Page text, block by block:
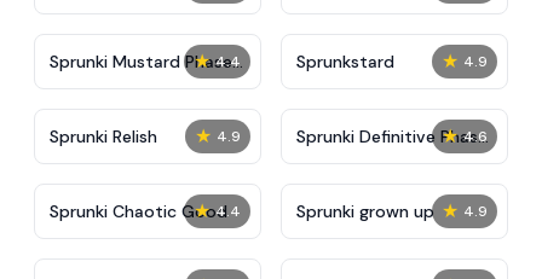
★ 4.4
Sprunki Mustard Phase
2
★ 4.9
Sprunkstard
★ 4.9
Sprunki Relish ★ 4.6
Sprunki Definitive Phase
7
★ 4.4
Sprunki Chaotic Good ★ 4.9
Sprunki grown up